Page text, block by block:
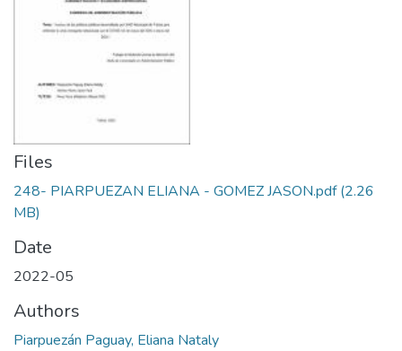
Files
248- PIARPUEZAN ELIANA - GOMEZ JASON.pdf(2.26
MB)
Date
2022-05
Authors
Piarpuezán Paguay, Eliana Nataly